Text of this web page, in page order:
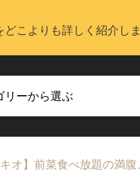
こよりも詳しく紹介し
リーから選ぶ
キオ】前菜食べ放題の満